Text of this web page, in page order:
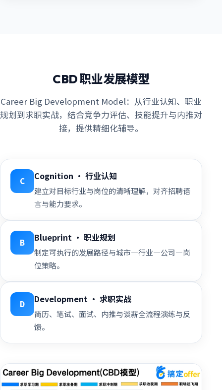
CBD 职业发展模型
Career Big Development Model：从行业认知、职业
规划到求职实战，结合竞争力评估、技能提升与内推对
接，提供精细化辅导。
C Cognition · 行业认知
建立对目标行业与岗位的清晰理解，对齐招聘语
言与能力要求。
B Blueprint · 职业规划
制定可执行的发展路径与城市—行业—公司—岗
位策略。
D Development · 求职实战
简历、笔试、面试、内推与谈薪全流程演练与反
馈。